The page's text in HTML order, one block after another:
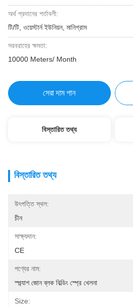
অর্থ প্রদানের শর্তাবলী:
টি/টি, ওয়েস্টার্ন ইউনিয়ন, মানিগ্রাম
সরবরাহের ক্ষমতা:
10000 Meters/ Month
সেরা দাম পান
বিস্তারিত তথ্য
বিস্তারিত তথ্য
উৎপত্তি স্থল:
চীন
সাক্ষ্যদান:
CE
পণ্যের নাম:
স্প্ল্যাশ জোন ব্লক বিল্ডিং স্প্রে খেলনা
Size: